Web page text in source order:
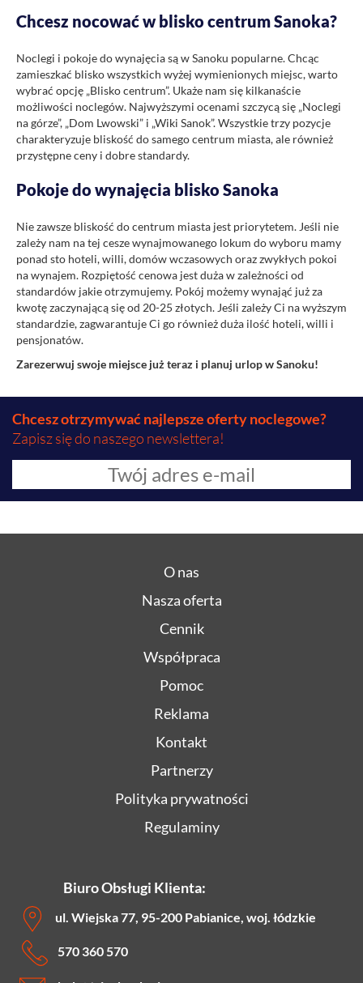
Chcesz nocować w blisko centrum Sanoka?
Noclegi i pokoje do wynajęcia są w Sanoku popularne. Chcąc
zamieszkać blisko wszystkich wyżej wymienionych miejsc, warto
wybrać opcję „Blisko centrum”. Ukaże nam się kilkanaście
możliwości noclegów. Najwyższymi ocenami szczycą się „Noclegi
na górze”, „Dom Lwowski” i „Wiki Sanok”. Wszystkie trzy pozycje
charakteryzuje bliskość do samego centrum miasta, ale również
przystępne ceny i dobre standardy.
Pokoje do wynajęcia blisko Sanoka
Nie zawsze bliskość do centrum miasta jest priorytetem. Jeśli nie
zależy nam na tej cesze wynajmowanego lokum do wyboru mamy
ponad sto hoteli, willi, domów wczasowych oraz zwykłych pokoi
na wynajem. Rozpiętość cenowa jest duża w zależności od
standardów jakie otrzymujemy. Pokój możemy wynająć już za
kwotę zaczynającą się od 20-25 złotych. Jeśli zależy Ci na wyższym
standardzie, zagwarantuje Ci go również duża ilość hoteli, willi i
pensjonatów.
Zarezerwuj swoje miejsce już teraz i planuj urlop w Sanoku!
Chcesz otrzymywać najlepsze oferty noclegowe?
Zapisz się do naszego newslettera!
O nas
Nasza oferta
Cennik
Współpraca
Pomoc
Reklama
Kontakt
Partnerzy
Polityka prywatności
Regulaminy
Biuro Obsługi Klienta:
ul. Wiejska 77, 95-200 Pabianice, woj. łódzkie
570 360 570